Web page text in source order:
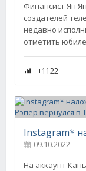
Финансист Ян
создателей
недавно
отметить
+1122
09.10.2022 ---
На аккаунт